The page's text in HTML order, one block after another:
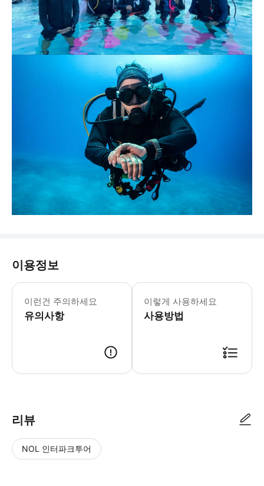
이용정보
이런건 주의하세요
유의사항
이렇게 사용하세요
사용방법
리뷰
NOL 인터파크투어